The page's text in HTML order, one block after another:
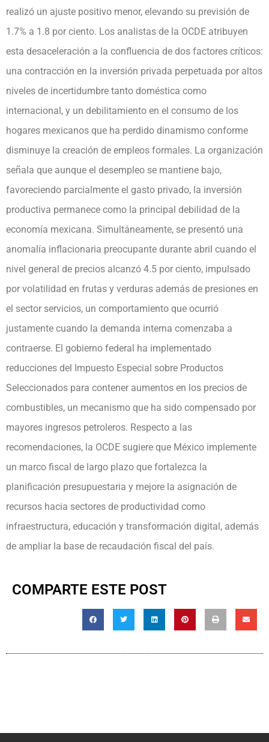
realizó un ajuste positivo menor, elevando su previsión de
1.7% a 1.8 por ciento. Los analistas de la OCDE atribuyen
esta desaceleración a la confluencia de dos factores críticos:
una contracción en la inversión privada perpetuada por altos
niveles de incertidumbre tanto doméstica como
internacional, y un debilitamiento en el consumo de los
hogares mexicanos que ha perdido dinamismo conforme
disminuye la creación de empleos formales. La organización
señala que aunque el desempleo se mantiene bajo,
favoreciendo parcialmente el gasto privado, la inversión
productiva permanece como la principal debilidad de la
economía mexicana. Simultáneamente, se presentó una
anomalía inflacionaria preocupante durante abril cuando el
nivel general de precios alcanzó 4.5 por ciento, impulsado
por volatilidad en frutas y verduras además de presiones en
el sector servicios, un comportamiento que ocurrió
justamente cuando la demanda interna comenzaba a
contraerse. El gobierno federal ha implementado
reducciones del Impuesto Especial sobre Productos
Seleccionados para contener aumentos en los precios de
combustibles, un mecanismo que ha sido compensado por
mayores ingresos petroleros. Respecto a las
recomendaciones, la OCDE sugiere que México implemente
un marco fiscal de largo plazo que fortalezca la
planificación presupuestaria y mejore la asignación de
recursos hacia sectores de productividad como
infraestructura, educación y transformación digital, además
de ampliar la base de recaudación fiscal del país.
COMPARTE ESTE POST